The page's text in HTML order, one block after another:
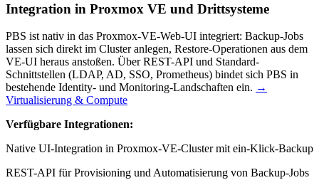
Integration in Proxmox VE und Drittsysteme
PBS ist nativ in das Proxmox-VE-Web-UI integriert: Backup-Jobs
lassen sich direkt im Cluster anlegen, Restore-Operationen aus dem
VE-UI heraus anstoßen. Über REST-API und Standard-
Schnittstellen (LDAP, AD, SSO, Prometheus) bindet sich PBS in
bestehende Identity- und Monitoring-Landschaften ein. →
Virtualisierung & Compute
Verfügbare Integrationen:
Native UI-Integration in Proxmox-VE-Cluster mit ein-Klick-Backup
REST-API für Provisioning und Automatisierung von Backup-Jobs